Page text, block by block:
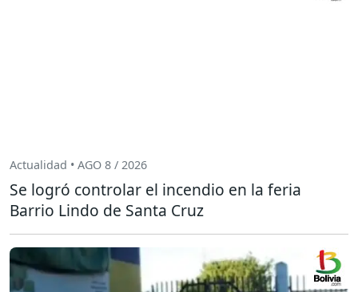
Actualidad • AGO 8 / 2026
Se logró controlar el incendio en la feria
Barrio Lindo de Santa Cruz